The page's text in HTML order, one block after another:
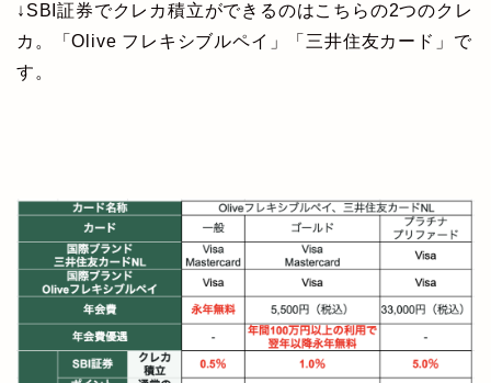
↓SBI証券でクレカ積立ができるのはこちらの2つのクレ
カ。「Olive フレキシブルペイ」「三井住友カード」で
す。